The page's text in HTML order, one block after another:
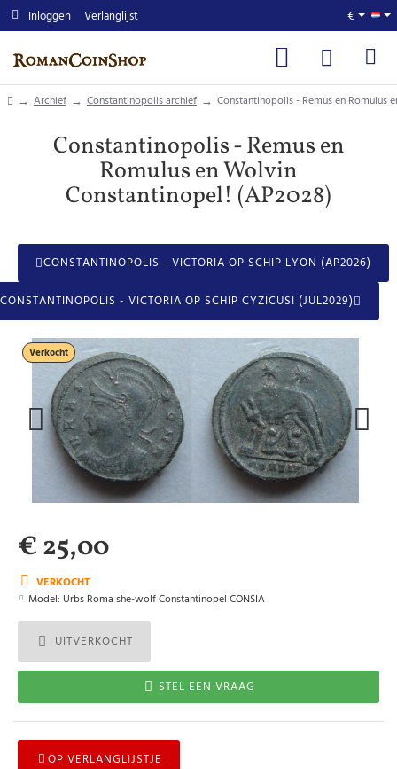
Inloggen Verlanglijst €
homeArchief Constantinopolis archief Constantinopolis - Remus en Romulus
Constantinopolis - Remus en
Romulus en Wolvin
Constantinopel! (AP2028)
CONSTANTINOPOLIS - VICTORIA OP SCHIP LYON (AP2026)
CONSTANTINOPOLIS - VICTORIA OP SCHIP CYZICUS! (JUL2029)
Verkocht
VERKOCHT
Model: Urbs Roma she-wolf Constantinopel CONSIA
€ 25,00
UITVERKOCHT
STEL EEN VRAAG
OP VERLANGLIJSTJE